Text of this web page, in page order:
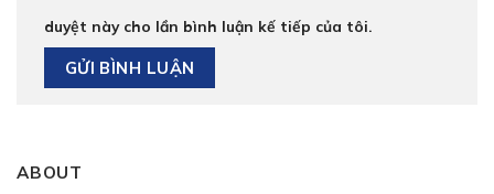
duyệt này cho lần bình luận kế tiếp của tôi.
ABOUT